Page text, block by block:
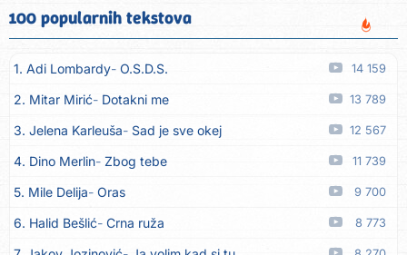
10. Pet za 5 Pozdravi mi Stubicu
11. Dinacordi Luna Band Anđeo moj 07.08
12. Vesna Kartuš Vrati se 07.08
13. Severina Pozovi me ti (Anksiozna) 06.08
14. Fidellio Summer Time 06.08
15. Tereza Kesovija Volim te 06.08
16. Ruswaj Sada znam, to je ljubav 06.08
17. Nemanja Panić Daj mu sve što si dala meni 06.08
100 popularnih tekstova
1. Adi Lombardy O.S.D.S. 14 159
2. Mitar Mirić Dotakni me 13 789
3. Jelena Karleuša Sad je sve okej 12 567
4. Dino Merlin Zbog tebe 11 739
5. Mile Delija Oras 9 700
6. Halid Bešlić Crna ruža 8 773